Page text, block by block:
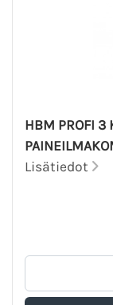
HBM PROFI 3
Lisätiedot